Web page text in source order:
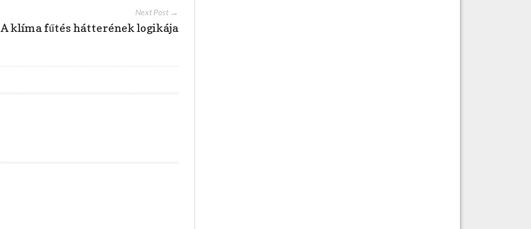
Next Post →
A klíma fűtés hátterének logikája